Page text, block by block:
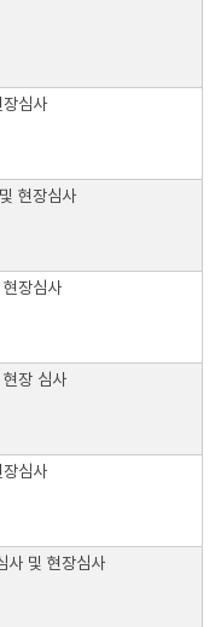
심사
현장심사
장심사
장 심사
심사
사 및 현장심사